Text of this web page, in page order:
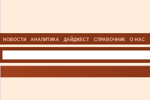
НОВОСТИ АНАЛИТИКА ДАЙДЖЕСТ СПРАВОЧНИК О НАС